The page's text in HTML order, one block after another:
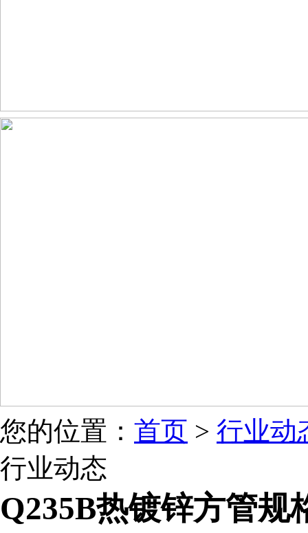
您的位置： 首页 > 行业动
行业动态
Q235B热镀锌方管规